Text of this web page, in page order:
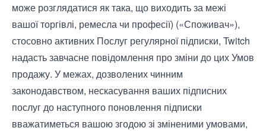
може розглядатися як така, що виходить за межі
вашої торгівлі, ремесла чи професії) («Споживач»),
стосовно активних Послуг регулярної підписки, Twitch
надасть завчасне повідомлення про зміни до цих Умов
продажу. У межах, дозволених чинним
законодавством, нескасування ваших підписних
послуг до наступного поновлення підписки
вважатиметься вашою згодою зі зміненими умовами,